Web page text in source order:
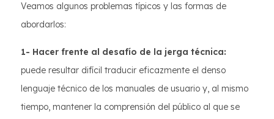
Veamos algunos problemas típicos y las formas de
abordarlos:
1- Hacer frente al desafío de la jerga técnica:
puede resultar difícil traducir eficazmente el denso
lenguaje técnico de los manuales de usuario y, al mismo
tiempo, mantener la comprensión del público al que se